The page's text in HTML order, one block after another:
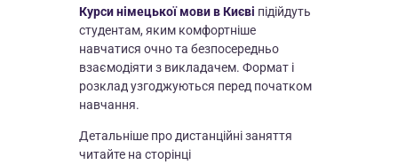
Курси німецької мови в Києві підійдуть
студентам, яким комфортніше
навчатися очно та безпосередньо
взаємодіяти з викладачем. Формат і
розклад узгоджуються перед початком
навчання.
Детальніше про дистанційні заняття
читайте на сторінці